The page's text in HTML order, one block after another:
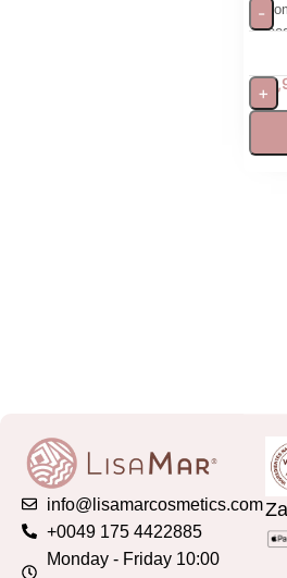
-
+
info@lisamarcosmetics.com
+0049 175 4422885
Monday - Friday 10:00